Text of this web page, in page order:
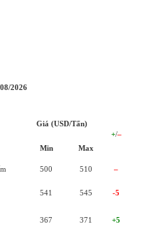
2026
Giá (USD/Tấn)
+/–
Min
Max
500 510 –
541 545 -5
367 371 +5